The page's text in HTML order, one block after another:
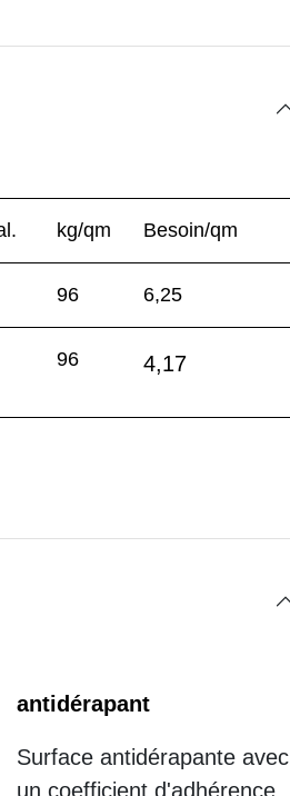
kg/qm Besoin/qm
96 6,25
96 4,17
antidérapant
Surface antidérapante avec
un coefficient d'adhérence